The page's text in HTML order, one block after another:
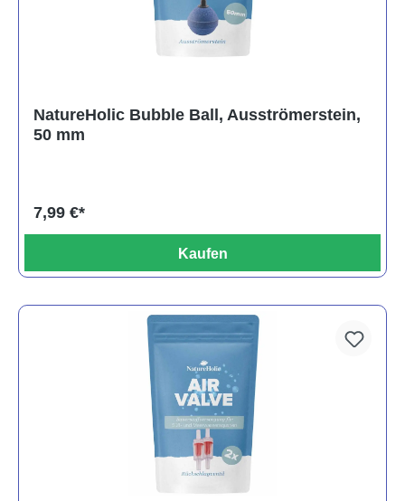
NatureHolic Bubble Ball, Ausströmerstein,
50 mm
7,99 €*
Kaufen